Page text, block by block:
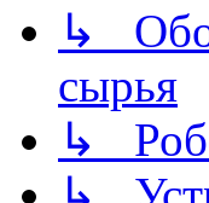
↳
сырья
↳